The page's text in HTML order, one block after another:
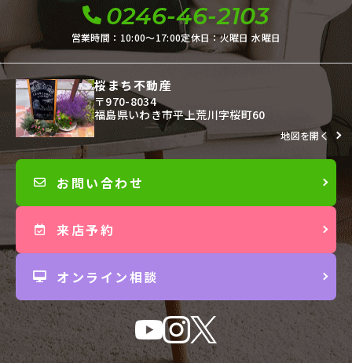
0246-46-2103
営業時間：10:00〜17:00定休日：火曜日 水曜日
桜まち不動産
〒970-8034
福島県いわき市平上荒川字桜町60
地図を開く
お問い合わせ
来店予約
オンライン相談